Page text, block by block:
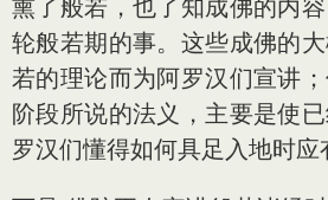
熏了般若，也了知成佛的内
轮般若期的事。这些成佛的
若的理论而为阿罗汉们宣讲
阶段所说的法义，主要是使
罗汉们懂得如何具足入地时应